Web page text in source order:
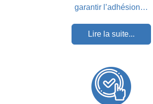
garantir l’adhésion…
Lire la suite...